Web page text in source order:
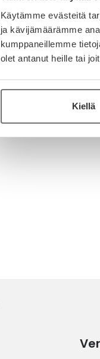
Käytämme evästeitä
ja kävijämäärämme
kumppaneillemme
olet antanut heille tai
Kiellä